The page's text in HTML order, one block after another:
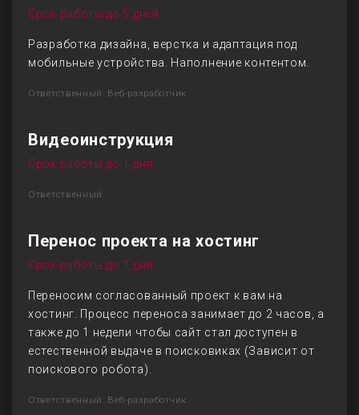
Срок работы до 5 дней
Разработка дизайна, верстка и адаптация под
мобильные устройства. Наполнение контентом.
Ответственный: Веб-разработчик
Видеоинструкция
Срок работы до 1 дня
Ответственный:
Перенос проекта на хостинг
Срок работы до 1 дня
Переносим согласованный проект к вам на
хостинг. Процесс переноса занимает до 2 часов, а
также до 1 недели чтобы сайт стал доступен в
естественной выдаче в поисковиках (Зависит от
поискового робота).
Ответственный: Веб-разработчик